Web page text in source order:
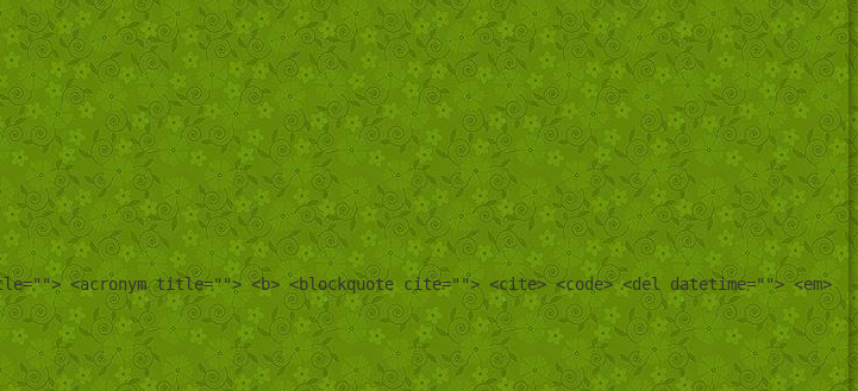
<acronym title=""> <b> <blockquote cite=""> <cite> <code> <del datetime=""> <em>